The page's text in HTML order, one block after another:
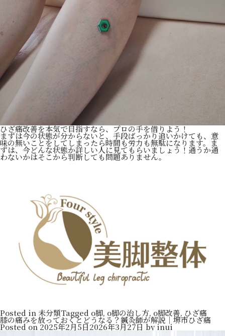
ひざ痛改善を本気で目指すなら、プロの手を借りよう！
まずは今の状態が分からないと、手段ばっかり追いかけても、意
味の無いことをしてしまったら時間も労力も無駄になります。ま
ずは、今どんな状態か詳しい人に見てもらいましょう！通うか通
わないかはそこから判断しても問題ありません。
Posted in 未分類Tagged o脚, o脚の治し方, o脚改善, ひざ痛
膝の痛みを放っておくとどうなる？鍼灸師が解説｜堺市ひざ痛
Posted on2025年2月5日2026年3月27日byinui